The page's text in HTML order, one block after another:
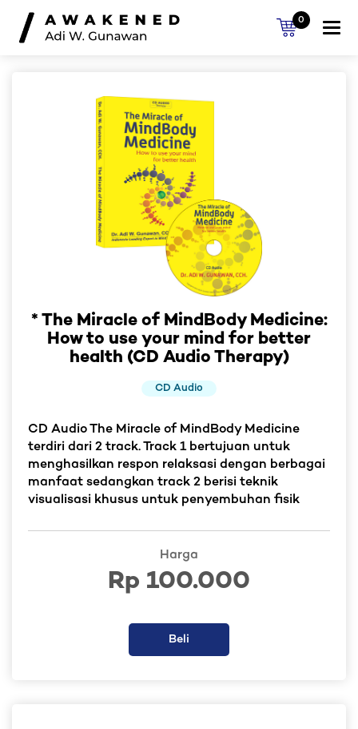
0
* The Miracle of MindBody Medicine:
How to use your mind for better
health (CD Audio Therapy)
CD Audio
CD Audio The Miracle of MindBody Medicine
terdiri dari 2 track. Track 1 bertujuan untuk
menghasilkan respon relaksasi dengan berbagai
manfaat sedangkan track 2 berisi teknik
visualisasi khusus untuk penyembuhan fisik
Harga
Rp 100.000